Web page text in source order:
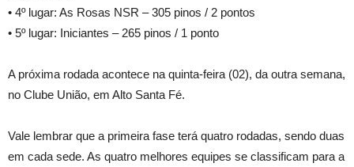
• 4º lugar: As Rosas NSR – 305 pinos / 2 pontos
• 5º lugar: Iniciantes – 265 pinos / 1 ponto
A próxima rodada acontece na quinta-feira (02), da outra semana,
no Clube União, em Alto Santa Fé.
Vale lembrar que a primeira fase terá quatro rodadas, sendo duas
em cada sede. As quatro melhores equipes se classificam para a